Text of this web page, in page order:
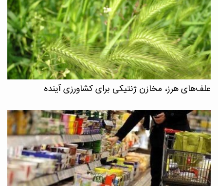
علف‌های هرز، مخازن ژنتیکی برای کشاورزی آینده